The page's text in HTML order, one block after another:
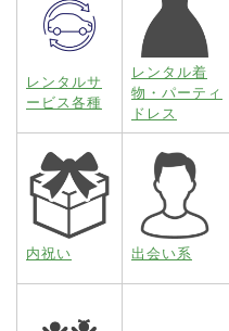
レンタルサ
ービス各種
レンタル着
物・パーティ
ドレス
内祝い 出会い系